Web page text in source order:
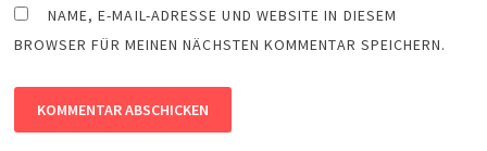
NAME, E-MAIL-ADRESSE UND WEBSITE IN DIESEM
BROWSER FÜR MEINEN NÄCHSTEN KOMMENTAR SPEICHERN.